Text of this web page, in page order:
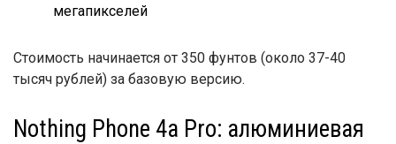
мегапикселей
Стоимость начинается от 350 фунтов (около 37-40
тысяч рублей) за базовую версию.
Nothing Phone 4a Pro: алюминиевая